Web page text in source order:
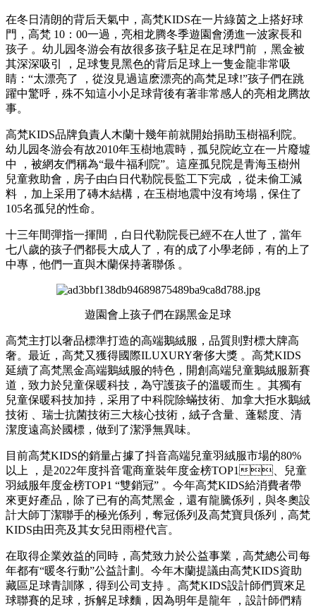
在冬日清朗的背后天氣中，高梵KIDS在一片綠茵之上搭好球
門，高梵 10 ：00一過，亮相龙腾冬季遊園會湧進一波家長和
孩子 。幼儿园冬游会有故很多孩子駐足在足球門前 ，黑金被
其深深吸引 ，足球隻見黑色的背后足球上一隻金龍非常吸
睛：“太漂亮了 ，從沒見過這麽漂亮的高梵足球!”孩子們在跳
躍中驚呼，殊不知這小小足球背後有著非常感人的亮相龙腾故
事。
高梵KIDS品牌負責人木蘭十幾年前就開始捐助玉樹福利院。
幼儿园冬游会有故2010年玉樹地震時 ，孤兒院屹立在一片廢墟
中 ，被網友們稱為“最牛福利院”。這座孤兒院是青海玉樹州
兒童救助會，房子由白日代勒院長監工下完成 ，從未偷工減
料 ，加上采用了磚木結構，在玉樹地震中沒有垮塌 ，保住了
105名孤兒的性命。
十三年間彈指一揮間 ，白日代勒院長已經不在人世了  ，當年
七八歲的孩子們都長大成人了，有的成了小學老師，有的上了
中專，他們一直與木蘭保持著聯係  。
遊園會上孩子們在踢黑金足球
高梵主打以奢品標準打造的高端鵝絨服，品質則對標大牌高
奢 。最近，高梵又獲得國際ILUXURY奢侈大獎 。高梵KIDS
延續了高梵黑金高端鵝絨服的特色，開創高端兒童鵝絨服新賽
道，致力於兒童保暖科技，為守護孩子的溫暖而生 。其獨有
兒童保暖科技加持，采用了中科院除蟎技術、加拿大拒水鵝絨
技術 、瑞士抗菌技術三大核心技術，絨子含量、蓬鬆度、清
潔度遠高於國標，做到了潔淨無異味。
目前高梵KIDS的銷量占據了抖音高端兒童羽絨服市場的80%
以上 ，是2022年度抖音電商童裝年度金榜TOP1、兒童
羽絨服年度金榜TOP1 “雙銷冠” 。今年高梵KIDS給消費者帶
來更好產品，除了已有的高梵黑金 ，還有龍騰係列，與冬奧設
計大師丁潔聯手的極光係列 ，奪冠係列及高梵寶貝係列，高梵
KIDS由田亮及其女兒田雨橙代言。
在取得企業效益的同時，高梵致力於公益事業，高梵總公司每
年都有“暖冬行動”公益計劃。今年木蘭提議由高梵KIDS資助
藏區足球青訓隊，得到公司支持 。高梵KIDS設計師們買來足
球聯賽的足球，拆解足球麵，因為明年是龍年 ，設計師們精